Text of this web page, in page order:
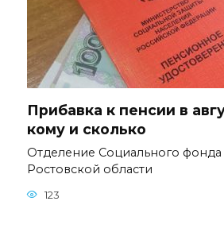
Прибавка к пенсии в
кому и сколько
Отделение Социального
Ростовской области
123